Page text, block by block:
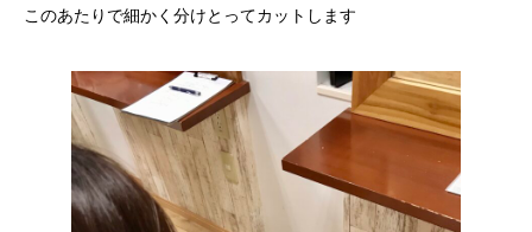
このあたりで細かく分けとってカットします